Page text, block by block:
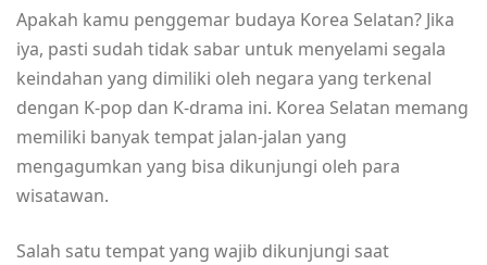
Apakah kamu penggemar budaya Korea Selatan? Jika
iya, pasti sudah tidak sabar untuk menyelami segala
keindahan yang dimiliki oleh negara yang terkenal
dengan K-pop dan K-drama ini. Korea Selatan memang
memiliki banyak tempat jalan-jalan yang
mengagumkan yang bisa dikunjungi oleh para
wisatawan.
Salah satu tempat yang wajib dikunjungi saat